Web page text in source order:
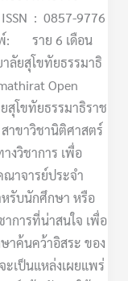
: 0857-9776
พ์: ราย 6 เดือน
ลัยสุโขทัยธรรมาธิ
Open
สุโขทัยธรรมาธิราช
าขาวิชานิติศาสตร์
งวิชาการ เพื่อ
ณาจารย์ประจำ
หรับนักศึกษา หรือ
การที่น่าสนใจ เพื่อ
าค้นคว้าอิสระ ของ
เป็นแหล่งเผยแพร่